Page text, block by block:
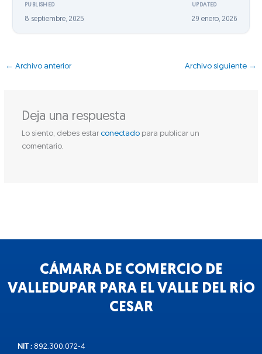
PUBLISHED
8 septiembre, 2025
UPDATED
29 enero, 2026
← Archivo anterior Archivo siguiente →
Deja una respuesta
Lo siento, debes estar conectadopara publicar un
comentario.
CÁMARA DE COMERCIO DE
VALLEDUPAR PARA EL VALLE DEL RÍO
CESAR
NIT : 892.300.072-4